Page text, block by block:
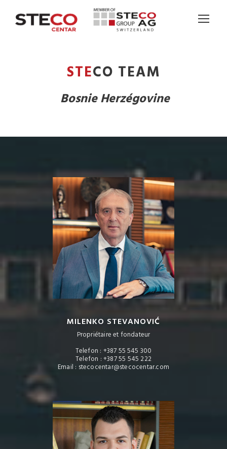
STECO TEAM
Bosnie Herzégovine
MILENKO STEVANOVIĆ
Propriétaire et fondateur
Telefon : +387 55 545 300
Telefon : +387 55 545 222
Email : stecocentar@stecocentar.com